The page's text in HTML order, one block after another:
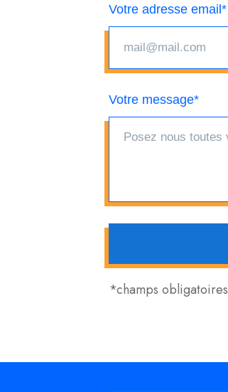
Votre adresse email*
Votre message*
*champs obligatoires